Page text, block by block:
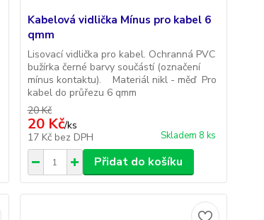
Kabelová vidlička Mínus pro kabel 6
qmm
Lisovací vidlička pro kabel. Ochranná PVC
bužírka černé barvy součástí (označení
mínus kontaktu). Materiál nikl - měď Pro
kabel do průřezu 6 qmm
20 Kč
20 Kč/ks
17 Kč bez DPH Skladem 8 ks
Přidat do košíku